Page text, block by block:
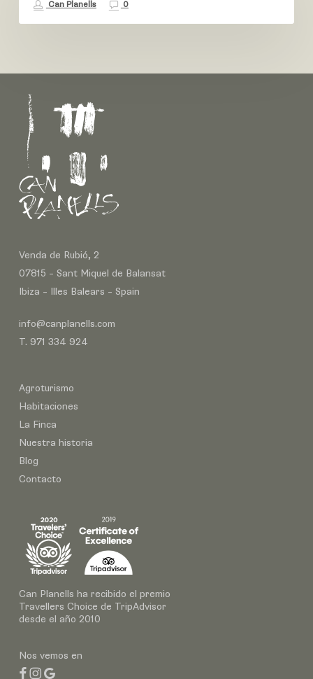
Can Planells 0
Venda de Rubió, 2
07815 – Sant Miquel de Balansat
Ibiza – Illes Balears – Spain
info@canplanells.com
T. 971 334 924
Agroturismo
Habitaciones
La Finca
Nuestra historia
Blog
Contacto
Can Planells ha recibido el premio
Travellers Choice de TripAdvisor
desde el año 2010
Nos vemos en